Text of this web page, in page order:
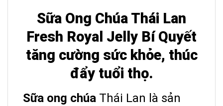
Sữa Ong Chúa Thái Lan
Fresh Royal Jelly Bí Quyết
tăng cường sức khỏe, thúc
đẩy tuổi thọ.
Sữa ong chúa Thái Lan là sản